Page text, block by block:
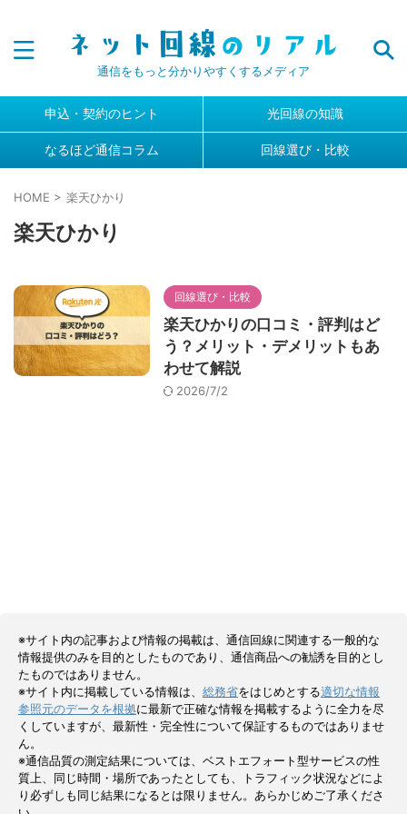
通信をもっと分かりやすくするメディア
申込・契約のヒント 光回線の知識
なるほど通信コラム 回線選び・比較
HOME > 楽天ひかり
楽天ひかり
回線選び・比較
楽天ひかりの口コミ・評判はど
う？メリット・デメリットもあ
わせて解説
2026/7/2
※サイト内の記事および情報の掲載は、通信回線に関連する一般的な
情報提供のみを目的としたものであり、通信商品への勧誘を目的とし
たものではありません。
※サイト内に掲載している情報は、 総務省をはじめとする適切な情報
参照元のデータを根拠に最新で正確な情報を掲載するように全力を尽
くしていますが、最新性・完全性について保証するものではありませ
ん。
※通信品質の測定結果については、ベストエフォート型サービスの性
質上、同じ時間・場所であったとしても、トラフィック状況などによ
り必ずしも同じ結果になるとは限りません。あらかじめご了承くださ